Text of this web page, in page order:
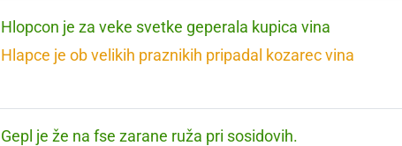
Hlopcon je za veke svetke geperala kupica vina
Hlapce je ob velikih praznikih pripadal kozarec vina
Gepl je že na fse zarane ruža pri sosidovih.